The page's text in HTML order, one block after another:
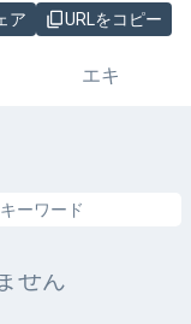
ア URLをコピー
エキ
せん